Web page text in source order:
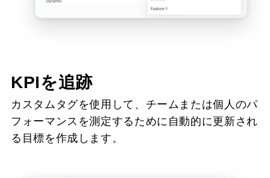
KPIを追跡
カスタムタグを使用して、チームまたは個人のパ
フォーマンスを測定するために自動的に更新され
る目標を作成します。